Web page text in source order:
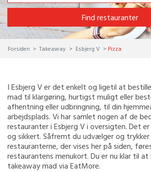
Find restauranter
Forsiden Takeaway Esbjerg V Pizza
I Esbjerg V er det enkelt og ligetil at
mad til klargøring, hurtigst muligt eller
afhentning eller udbringning, til din
arbejdsplads. Vi har samlet nogen af de
restauranter i Esbjerg V i oversigten. Det
og sikkert. Såfremt du udvælger og
restauranterne, der vises her på siden,
restaurantens menukort. Du er nu klar til at
takeaway mad via EatMore.